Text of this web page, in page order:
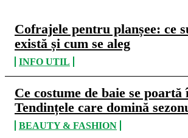
Cofrajele pentru planșee: ce
există și cum se aleg
INFO UTIL
Ce costume de baie se poartă
Tendințele care domină
BEAUTY & FASHION